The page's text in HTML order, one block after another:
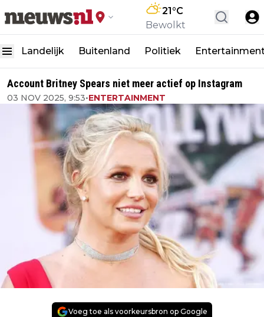
21°C
Bewolkt
Landelijk Buitenland Politiek
Account Britney Spears niet meer actief op Instagram
03 NOV 2025, 9:53•ENTERTAINMENT
Voeg toe als voorkeursbron op Google